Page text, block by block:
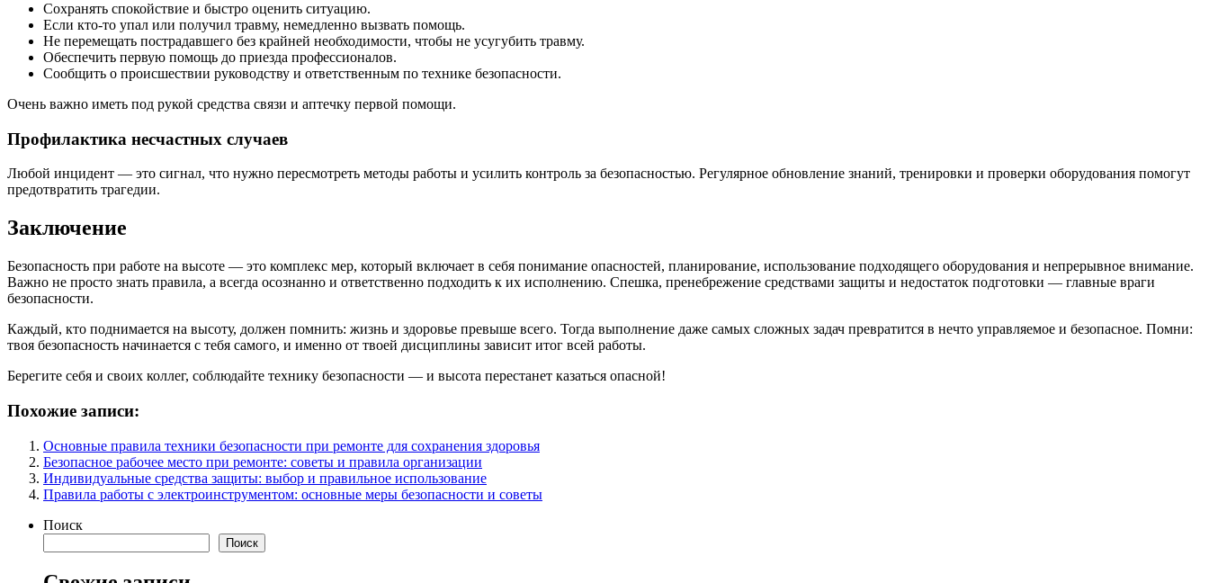
Сохранять спокойствие и быстро оценить ситуацию.
Если кто-то упал или получил травму, немедленно вызвать помощь.
Не перемещать пострадавшего без крайней необходимости, чтобы не усугубить травму.
Обеспечить первую помощь до приезда профессионалов.
Сообщить о происшествии руководству и ответственным по технике безопасности.
Очень важно иметь под рукой средства связи и аптечку первой помощи.
Профилактика несчастных случаев
Любой инцидент — это сигнал, что нужно пересмотреть методы работы и усилить контроль за безопасностью. Регулярное обновление знаний, тренировки и проверки оборудования помогут
предотвратить трагедии.
Заключение
Безопасность при работе на высоте — это комплекс мер, который включает в себя понимание опасностей, планирование, использование подходящего оборудования и непрерывное внимание.
Важно не просто знать правила, а всегда осознанно и ответственно подходить к их исполнению. Спешка, пренебрежение средствами защиты и недостаток подготовки — главные враги
безопасности.
Каждый, кто поднимается на высоту, должен помнить: жизнь и здоровье превыше всего. Тогда выполнение даже самых сложных задач превратится в нечто управляемое и безопасное. Помни:
твоя безопасность начинается с тебя самого, и именно от твоей дисциплины зависит итог всей работы.
Берегите себя и своих коллег, соблюдайте технику безопасности — и высота перестанет казаться опасной!
Похожие записи:
Основные правила техники безопасности при ремонте для сохранения здоровья
Безопасное рабочее место при ремонте: советы и правила организации
Индивидуальные средства защиты: выбор и правильное использование
Правила работы с электроинструментом: основные меры безопасности и советы
Поиск
Поиск